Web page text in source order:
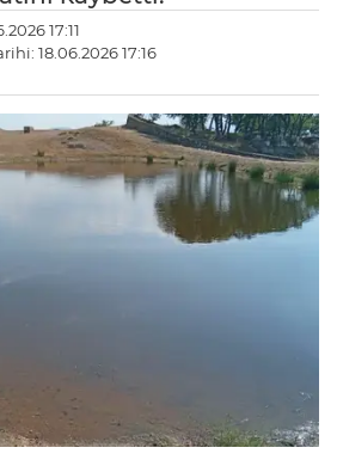
17:11
18.06.2026 17:16